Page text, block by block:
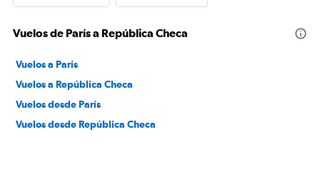
Vuelos de París a República Checa
Vuelos a París
Vuelos a República Checa
Vuelos desde París
Vuelos desde República Checa